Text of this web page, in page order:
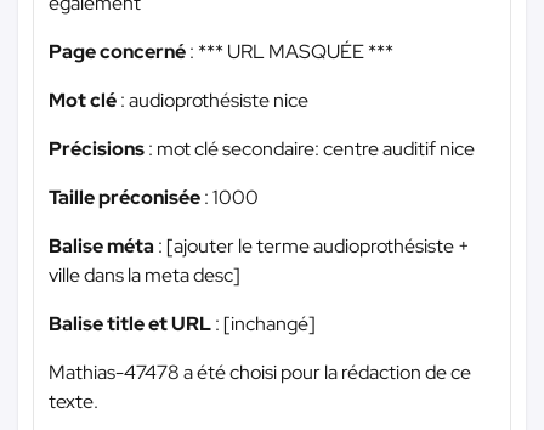
Page concerné: *** URL MASQUÉE ***
Mot clé: audioprothésiste nice
Précisions: mot clé secondaire: centre auditif nice
Taille préconisée: 1000
Balise méta : [ajouter le terme audioprothésiste +
ville dans la meta desc]
Balise title et URL: [inchangé]
Mathias-47478 a été choisi pour la rédaction de ce
texte.